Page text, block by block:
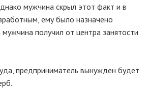
мужчина скрыл этот факт и в
ему было назначено
получил от центра занятости
предприниматель вынужден будет